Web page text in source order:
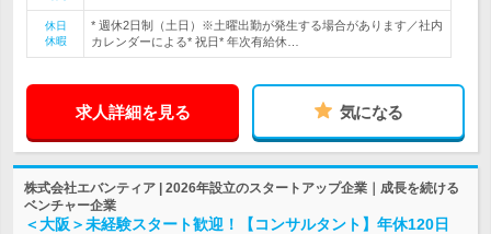
休日
休暇
* 週休2日制（土日）※土曜出勤が発生する場合があります／社内
カレンダーによる* 祝日* 年次有給休…
求人詳細を見る 気になる
株式会社エバンティア | 2026年設立のスタートアップ企業｜成長を続ける
ベンチャー企業
＜大阪＞未経験スタート歓迎！【コンサルタント】年休120日